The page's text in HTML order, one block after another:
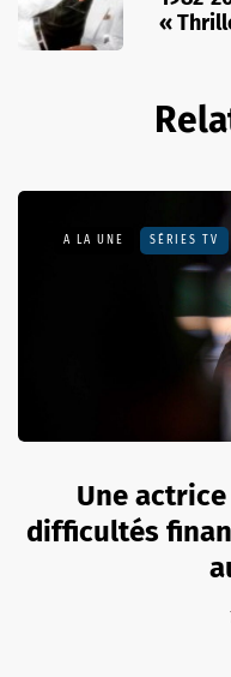
«
A LA UNE SÉRIES TV
Une
difficultés